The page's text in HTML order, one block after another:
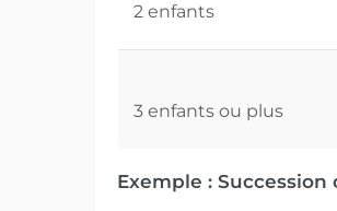
2 enfants
3 enfants ou plus
Exemple :